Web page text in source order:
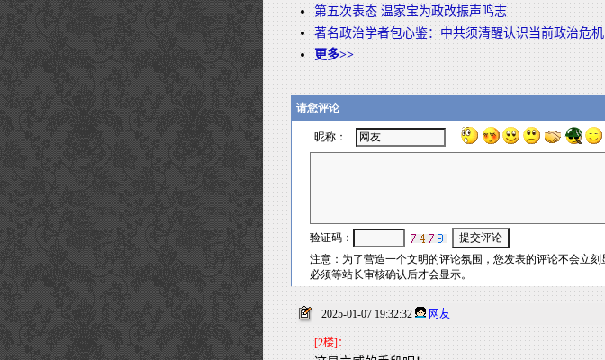
第五次表态 温家宝为政改振声鸣志
著名政治学者包心鉴：中共须清醒认识当前政治危机
更多>>
2025-01-07 19:32:32 网友
[2楼]：